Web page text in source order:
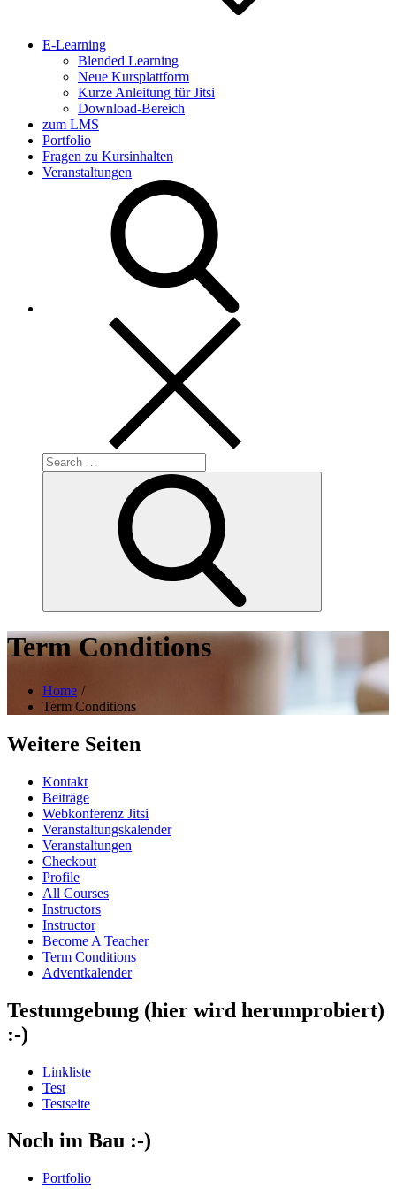
E-Learning
Blended Learning
Neue Kursplattform
Kurze Anleitung für Jitsi
Download-Bereich
zum LMS
Portfolio
Fragen zu Kursinhalten
Veranstaltungen
Search
for:
Term Conditions
Home
Term Conditions
Weitere Seiten
Kontakt
Beiträge
Webkonferenz Jitsi
Veranstaltungskalender
Veranstaltungen
Checkout
Profile
All Courses
Instructors
Instructor
Become A Teacher
Term Conditions
Adventkalender
Testumgebung (hier wird herumprobiert)
:-)
Linkliste
Test
Testseite
Noch im Bau :-)
Portfolio